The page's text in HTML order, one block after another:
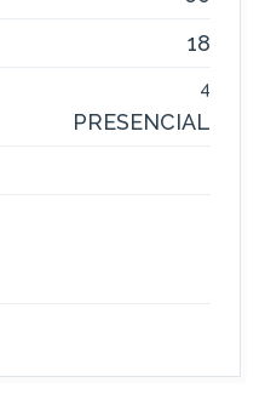
18
4
PRESENCIAL